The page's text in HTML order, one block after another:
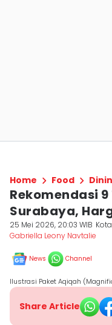
Home Food
Rekomendasi
Surabaya,
25 Mei 2026, 20:03 WIB
Gabriella Leony Navtalie
News Channel
Ilustrasi Paket Aqiqah
Share Article